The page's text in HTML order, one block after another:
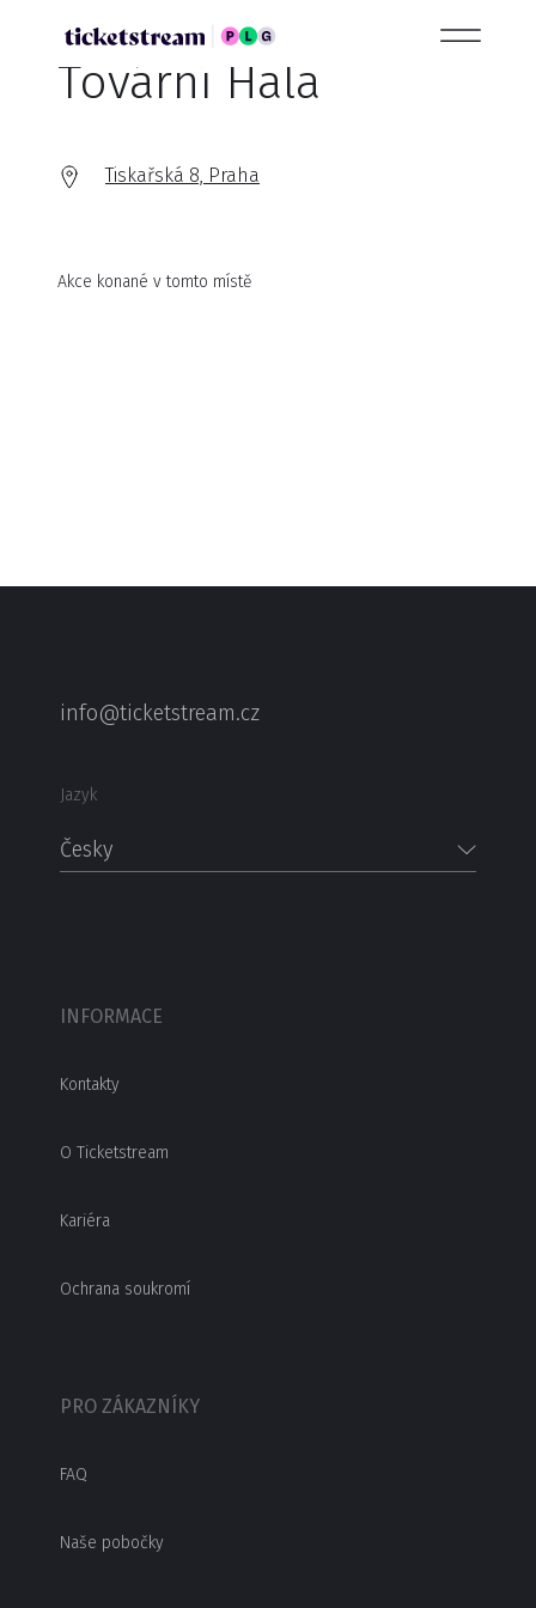
Tovární Hala
Tiskařská 8, Praha
Akce konané v tomto místě
info@ticketstream.cz
Jazyk
Česky
INFORMACE
Kontakty
O Ticketstream
Kariéra
Ochrana soukromí
PRO ZÁKAZNÍKY
FAQ
Naše pobočky